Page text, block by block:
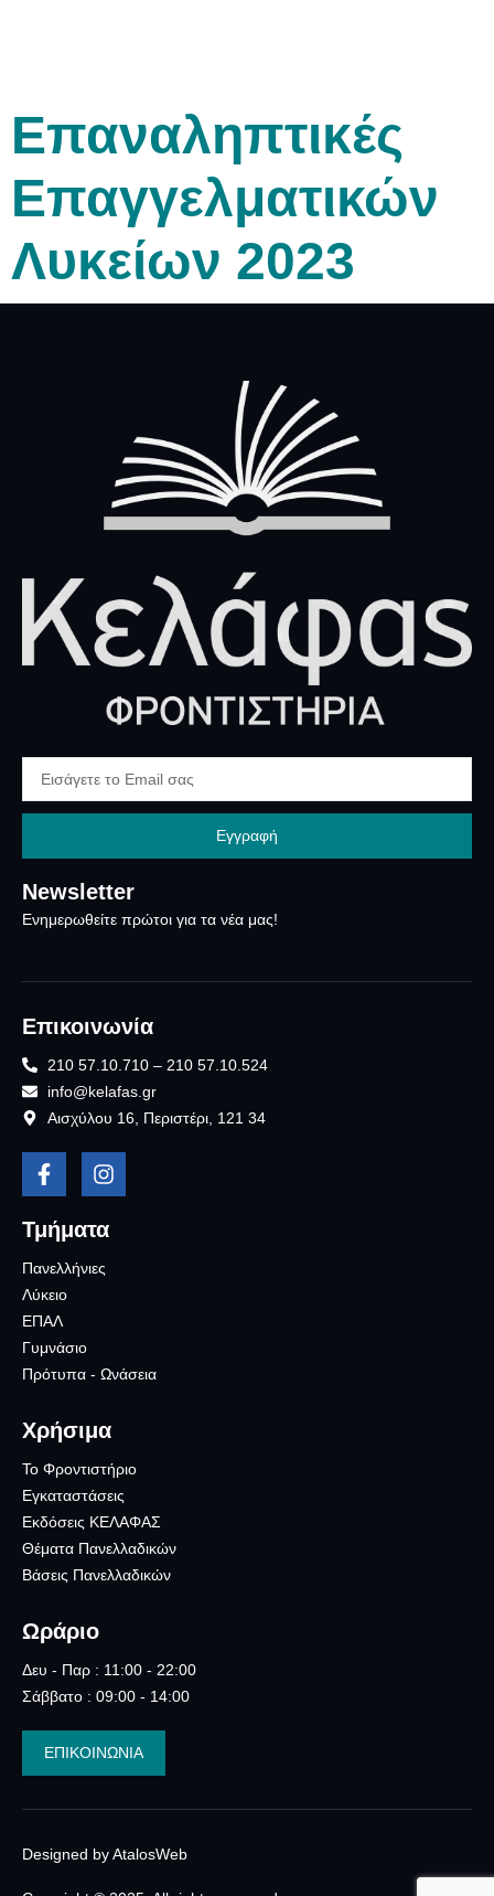
Επαναληπτικές
Επαγγελματικών
Λυκείων 2023
Newsletter
Ενημερωθείτε πρώτοι για τα νέα μας!
Εγγραφή
Επικοινωνία
210 57.10.710 – 210 57.10.524
info@kelafas.gr
Αισχύλου 16, Περιστέρι, 121 34
Τμήματα
Πανελλήνιες
Λύκειο
ΕΠΑΛ
Γυμνάσιο
Πρότυπα - Ωνάσεια
Χρήσιμα
Το Φροντιστήριο
Εγκαταστάσεις
Εκδόσεις ΚΕΛΑΦΑΣ
Θέματα Πανελλαδικών
Βάσεις Πανελλαδικών
Ωράριο
Δευ - Παρ : 11:00 - 22:00
Σάββατο : 09:00 - 14:00
ΕΠΙΚΟΙΝΩΝΙΑ
Designed by AtalosWeb